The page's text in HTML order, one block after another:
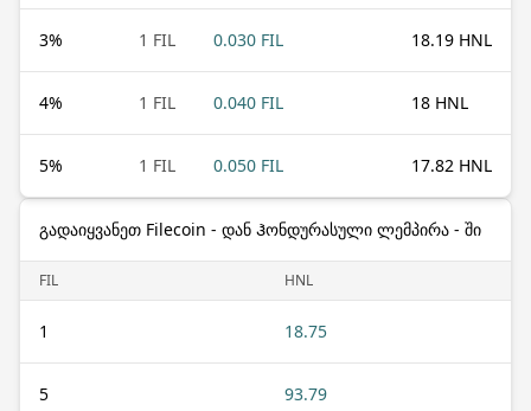
3% 1 FIL 0.030 FIL 18.19 HNL
4% 1 FIL 0.040 FIL 18 HNL
5% 1 FIL 0.050 FIL 17.82 HNL
გადაიყვანეთ Filecoin - დან Ჰონდურასული ლემპირა - ში
FIL HNL
1 18.75
5 93.79